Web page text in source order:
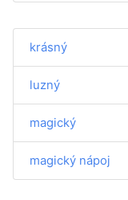
krásný
luzný
magický
magický nápoj